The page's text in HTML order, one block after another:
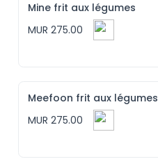
Mine frit aux légumes
MUR 275.00
Meefoon frit aux légumes
MUR 275.00